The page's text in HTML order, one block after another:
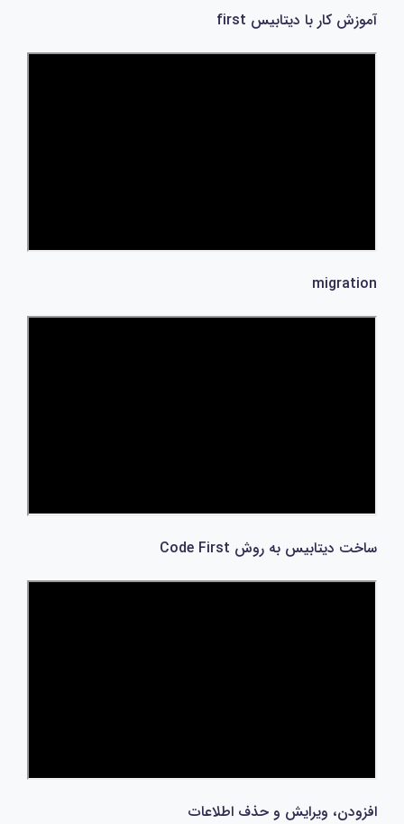
آموزش کار با دیتابیس first
migration
ساخت دیتابیس به روش Code First
افزودن، ویرایش و حذف اطلاعات